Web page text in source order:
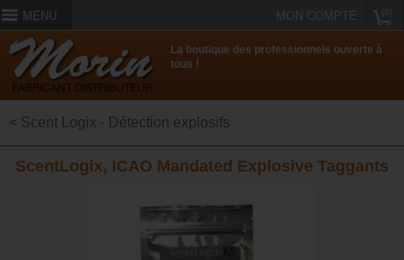
MENU MON COMPTE
La boutique des professionnels ouverte à
tous !
< Scent Logix - Détection explosifs
ScentLogix, ICAO Mandated Explosive Taggants